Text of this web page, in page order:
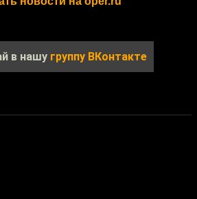
в нашу группу ВКонтакте